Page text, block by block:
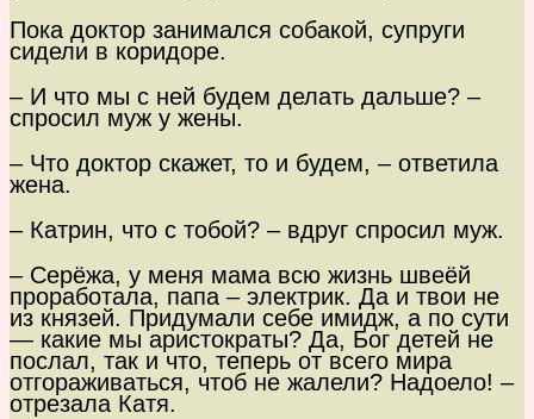
Пока доктор занимался собакой, супруги
сидели в коридоре.
– И что мы с ней будем делать дальше? –
спросил муж у жены.
– Что доктор скажет, то и будем, – ответила
жена.
– Катрин, что с тобой? – вдруг спросил муж.
– Серёжа, у меня мама всю жизнь швеёй
проработала, папа – электрик. Да и твои не
из князей. Придумали себе имидж, а по сути
— какие мы аристократы? Да, Бог детей не
послал, так и что, теперь от всего мира
отгораживаться, чтоб не жалели? Надоело! –
отрезала Катя.